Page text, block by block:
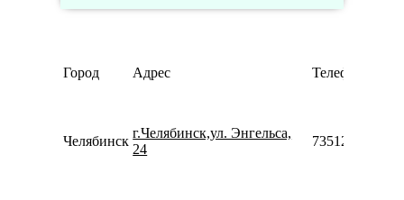
Город Адрес Телефон
Челябинск
г.Челябинск,ул. Энгельса,
24
73512170803